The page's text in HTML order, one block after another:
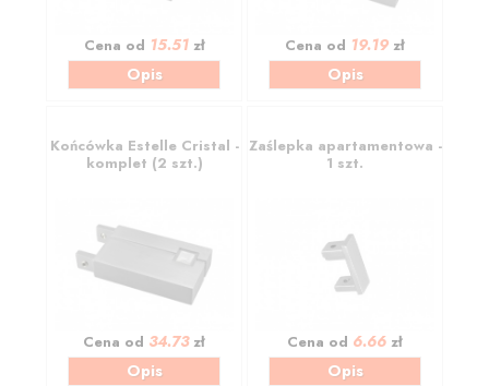
Cena od 15.51zł
Opis
Cena od 19.19 zł
Opis
Końcówka Estelle Cristal -
komplet (2 szt.)
Cena od 34.73zł
Opis
Zaślepka apartamentowa -
1 szt.
Cena od 6.66 zł
Opis